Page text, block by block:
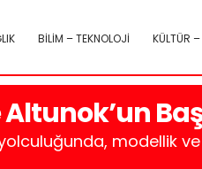
BİLİM – TEKNOLOJİ KÜLTÜR
modellik